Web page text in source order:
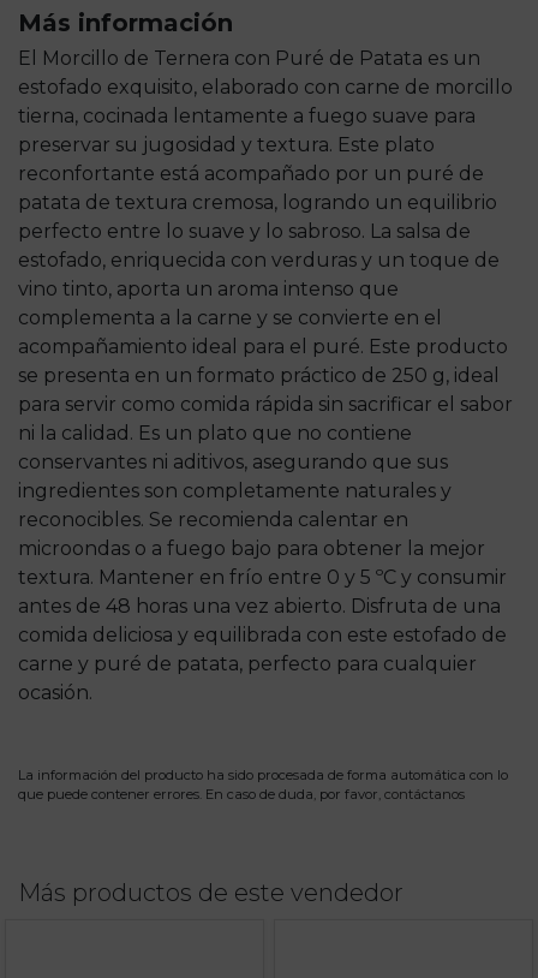
Más información
El Morcillo de Ternera con Puré de Patata es un
estofado exquisito, elaborado con carne de morcillo
tierna, cocinada lentamente a fuego suave para
preservar su jugosidad y textura. Este plato
reconfortante está acompañado por un puré de
patata de textura cremosa, logrando un equilibrio
perfecto entre lo suave y lo sabroso. La salsa de
estofado, enriquecida con verduras y un toque de
vino tinto, aporta un aroma intenso que
complementa a la carne y se convierte en el
acompañamiento ideal para el puré. Este producto
se presenta en un formato práctico de 250 g, ideal
para servir como comida rápida sin sacrificar el sabor
ni la calidad. Es un plato que no contiene
conservantes ni aditivos, asegurando que sus
ingredientes son completamente naturales y
reconocibles. Se recomienda calentar en
microondas o a fuego bajo para obtener la mejor
textura. Mantener en frío entre 0 y 5 ºC y consumir
antes de 48 horas una vez abierto. Disfruta de una
comida deliciosa y equilibrada con este estofado de
carne y puré de patata, perfecto para cualquier
ocasión.
La información del producto ha sido procesada de forma automática con lo
que puede contener errores. En caso de duda, por favor, contáctanos
Más productos de este vendedor